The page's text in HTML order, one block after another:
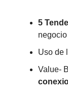
5
negocio
Uso de
Value-